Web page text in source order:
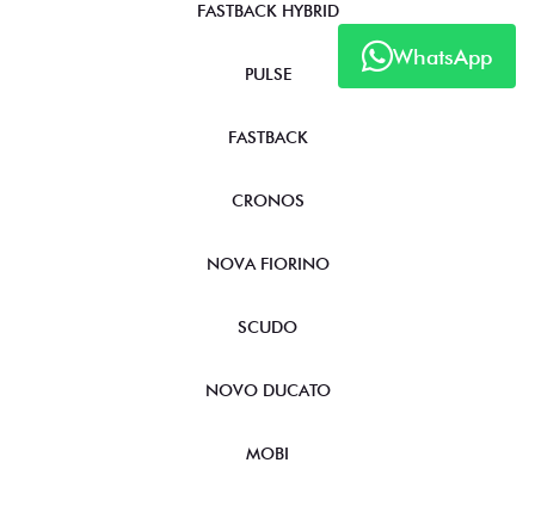
WhatsApp
TORO
FASTBACK HYBRID
PULSE
FASTBACK
CRONOS
NOVA FIORINO
SCUDO
NOVO DUCATO